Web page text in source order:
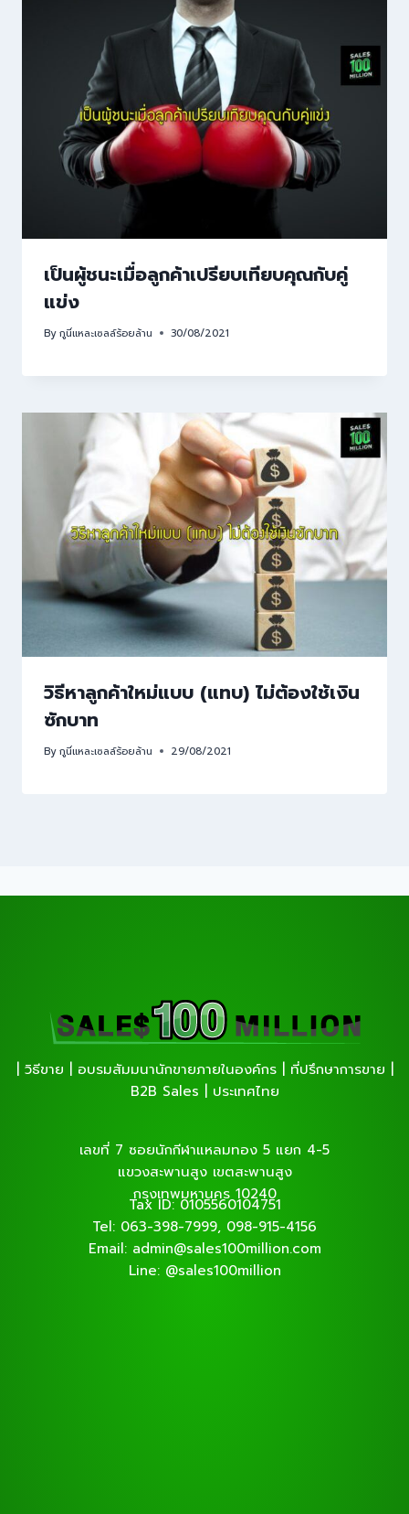
เป็นผู้ชนะเมื่อลูกค้าเปรียบเทียบคุณกับคู่
แข่ง
Byกูนี่แหละเซลล์ร้อยล้าน 30/08/2021
วิธีหาลูกค้าใหม่แบบ (แทบ) ไม่ต้องใช้เงิน
ซักบาท
Byกูนี่แหละเซลล์ร้อยล้าน 29/08/2021
| วิธีขาย | อบรมสัมมนานักขายภายในองค์กร | ที่ปรึกษาการขาย |
B2B Sales | ประเทศไทย
เลขที่ 7 ซอยนักกีฬาแหลมทอง 5 แยก 4-5
แขวงสะพานสูง เขตสะพานสูง
กรุงเทพมหานคร 10240
Tax ID: 0105560104751
Tel: 063-398-7999, 098-915-4156
Email: admin@sales100million.com
Line: @sales100million